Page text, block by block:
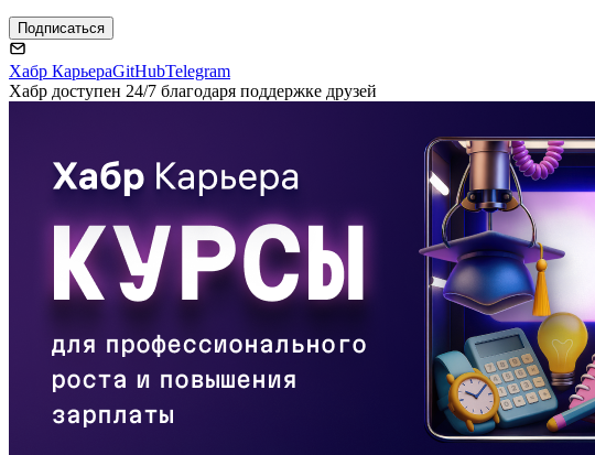
Подписаться
Хабр КарьераGitHubTelegram
Хабр доступен 24/7 благодаря поддержке друзей